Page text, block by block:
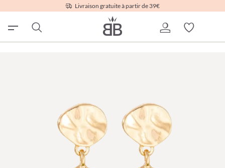
Livraison gratuite à partir de 39€